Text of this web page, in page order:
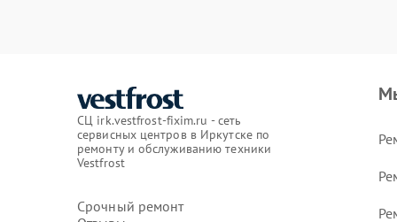
СЦ irk.vestfrost-fixim.ru - сеть
сервисных центров в Иркутске по
ремонту и обслуживанию техники
Vestfrost
Срочный ремонт